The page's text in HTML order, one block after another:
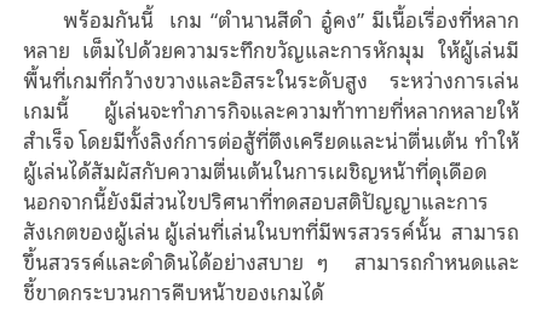
พร้อมกันนี้ เกม“ตํานานสีดํา อู๋คง” มีเนื้อเรื่องที่หลาก
หลาย เต็มไปด้วยความระทึกขวัญและการหักมุม ให้ผู้เล่นมี
พื้นที่เกมที่กว้างขวางและอิสระในระดับสูง ระหว่างการเล่น
เกมนี้
ผู้เล่นจะทําภารกิจและความท้าทายที่หลากหลายให้
สําเร็จ โดยมีทั้งลิงก์การต่อสู้ที่ตึงเครียดและน่าตื่นเต้น ทําให้
ผู้เล่นได้สัมผัสกับความตื่นเต้นในการเผชิญหน้าที่ดุเดือด
นอกจากนี้ยังมีส่วนไขปริศนาที่ทดสอบสติปัญญาและการ
สังเกตของผู้เล่น ผู้เล่นที่เล่นในบทที่มีพรสวรรค์นั้น สามารถ
ขึ้นสวรรค์และดำดินได้อย่างสบาย ๆ
สามารถกำหนดและ
ชี้ขาดกระบวนการคืบหน้าของเกมได้